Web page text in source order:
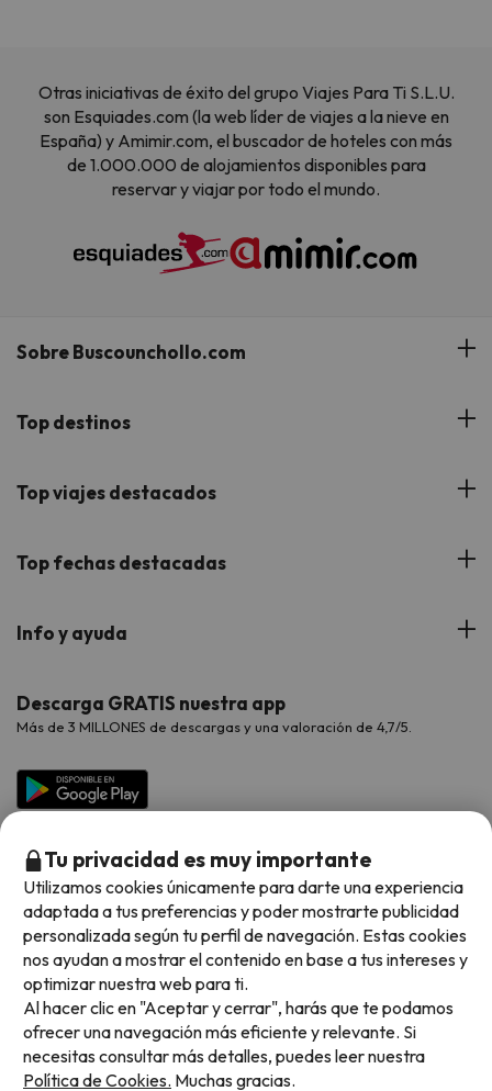
Otras iniciativas de éxito del grupo Viajes Para Ti S.L.U.
son Esquiades.com (la web líder de viajes a la nieve en
España) y Amimir.com, el buscador de hoteles con más
de 1.000.000 de alojamientos disponibles para
reservar y viajar por todo el mundo.
Sobre Buscounchollo.com
¿Quiénes somos?
Buscounchollo en los medios
Proveedores
Viajes para grupos
Top destinos
Hoteles Andalucía
Hoteles Cataluña
Hoteles Galicia
Hoteles Salou
Top viajes destacados
Viajes con Niños
Viajes de Novios
Chollos con Todo Incluido
Chollos en la playa
Hoteles con toboganes
Selección de la Newsletter
Los favoritos de nuestros clientes
Top fechas destacadas
Verano
Vacaciones en Agosto
Vacaciones en Octubre
Vacaciones en Noviembre
Info y ayuda
Contáctanos
Preguntas frecuentes
Descarga GRATIS nuestra app
Más de 3 MILLONES de descargas y una valoración de 4,7/5.
Métodos de pago disponibles
Tu privacidad es muy importante
Utilizamos cookies únicamente para darte una experiencia
adaptada a tus preferencias y poder mostrarte publicidad
personalizada según tu perfil de navegación. Estas cookies
nos ayudan a mostrar el contenido en base a tus intereses y
optimizar nuestra web para ti.
Al hacer clic en "Aceptar y cerrar", harás que te podamos
ofrecer una navegación más eficiente y relevante. Si
necesitas consultar más detalles, puedes leer nuestra
Política de Cookies. Muchas gracias.